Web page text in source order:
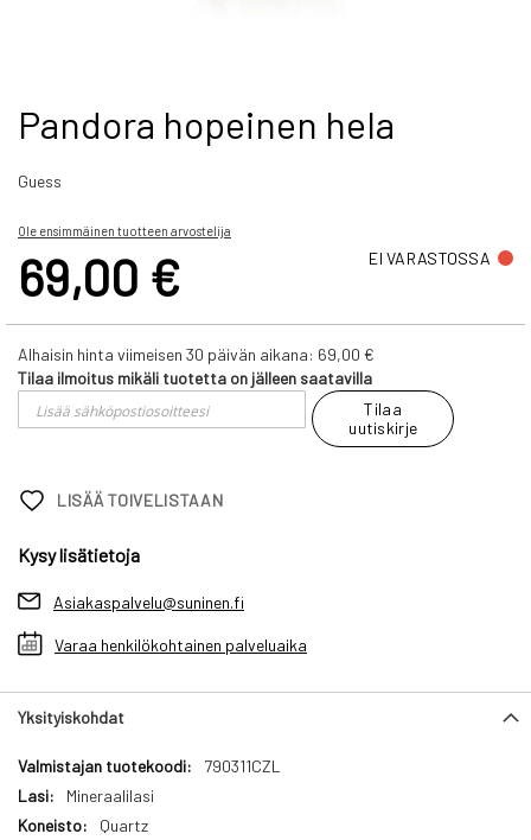
Skip
to
beginning
the
gallery
Pandora hopeinen hela
Guess
Ole ensimmäinen tuotteen arvostelija
69,00 € EI VARASTOSSA
Alhaisin hinta viimeisen 30 päivän aikana: 69,00 €
Tilaa ilmoitus mikäli tuotetta on jälleen saatavilla
Tilaa
uutiskirje
LISÄÄ TOIVELISTAAN
Kysy lisätietoja
Asiakaspalvelu@suninen.fi
Varaa henkilökohtainen palveluaika
Yksityiskohdat
Yksityiskohdat
790311CZL
Mineraalilasi
Quartz